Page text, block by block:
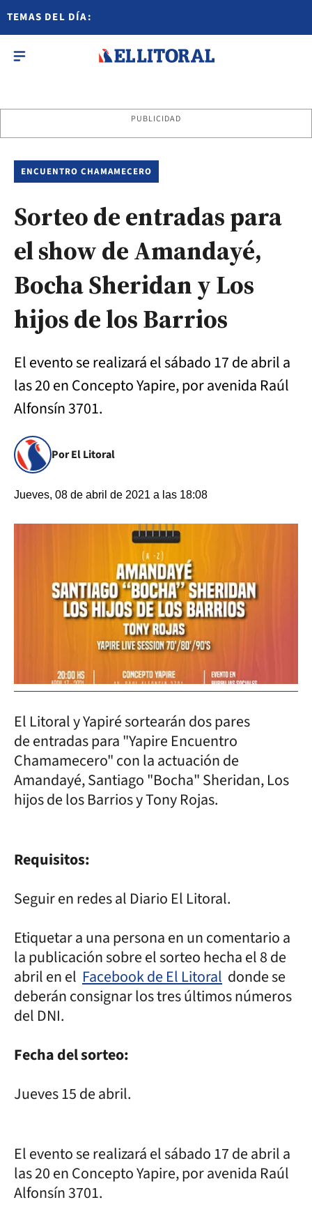
TEMAS DEL DÍA:
PUBLICIDAD
ENCUENTRO CHAMAMECERO
Sorteo de entradas para
el show de Amandayé,
Bocha Sheridan y Los
hijos de los Barrios
El evento se realizará el sábado 17 de abril a
las 20 en Concepto Yapire, por avenida Raúl
Alfonsín 3701.
Por El Litoral
Jueves, 08 de abril de 2021 a las 18:08
El Litoral y Yapiré sortearán dos pares
de entradas para "Yapire Encuentro
Chamamecero" con la actuación de
Amandayé, Santiago "Bocha" Sheridan, Los
hijos de los Barrios y Tony Rojas.
Requisitos:
Seguir en redes al Diario El Litoral.
Etiquetar a una persona en un comentario a
la publicación sobre el sorteo hecha el 8 de
abril en el Facebook de El Litoral donde se
deberán consignar los tres últimos números
del DNI.
Fecha del sorteo:
Jueves 15 de abril.
El evento se realizará el sábado 17 de abril a
las 20 en Concepto Yapire, por avenida Raúl
Alfonsín 3701.